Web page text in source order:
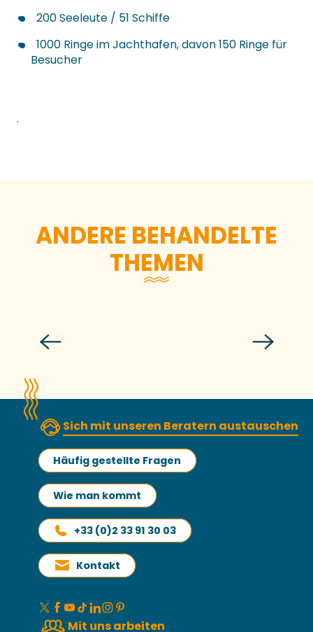
200 Seeleute / 51 Schiffe
1000 Ringe im Jachthafen, davon 150 Ringe für
Besucher
.
ANDERE BEHANDELTE
THEMEN
Sich mit unseren Beratern austauschen
Häufig gestellte Fragen
Wie man kommt
+33 (0)2 33 91 30 03
Kontakt
Mit uns arbeiten